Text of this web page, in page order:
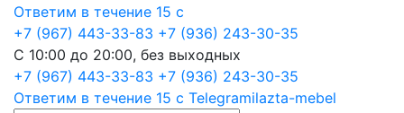
Ответим в течение 15 с
+7 (967) 443-33-83 +7 (936) 243-30-35
С 10:00 до 20:00, без выходных
+7 (967) 443-33-83 +7 (936) 243-30-35
Ответим в течение 15 с Telegramilazta-mebel